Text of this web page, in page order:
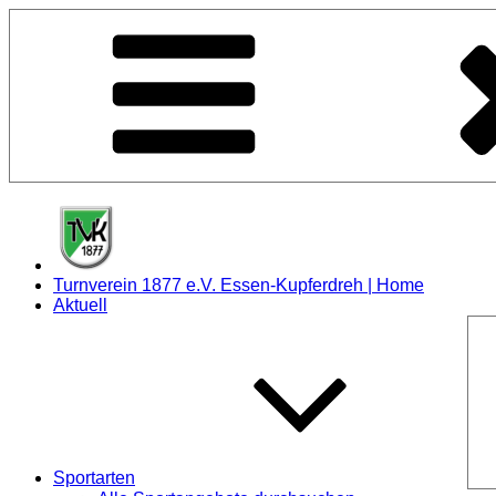
Turnverein 1877 e.V. Essen-Kupferdreh | Home
Aktuell
Sportarten